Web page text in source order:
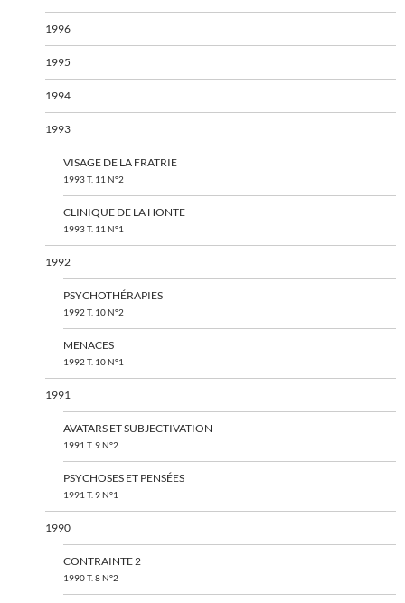
1996
1995
1994
1993
VISAGE DE LA FRATRIE
1993 T. 11 N°2
CLINIQUE DE LA HONTE
1993 T. 11 N°1
1992
PSYCHOTHÉRAPIES
1992 T. 10 N°2
MENACES
1992 T. 10 N°1
1991
AVATARS ET SUBJECTIVATION
1991 T. 9 N°2
PSYCHOSES ET PENSÉES
1991 T. 9 N°1
1990
CONTRAINTE 2
1990 T. 8 N°2